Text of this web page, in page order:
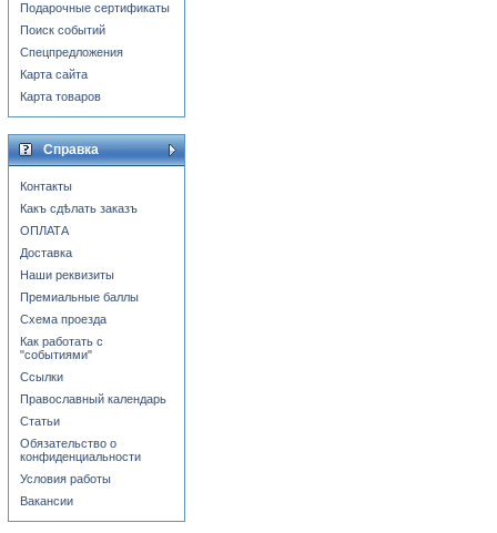
Подарочные сертификаты
Поиск событий
Спецпредложения
Карта сайта
Карта товаров
Справка
Контакты
Какъ сдѣлать заказъ
ОПЛАТА
Доставка
Наши реквизиты
Премиальные баллы
Схема проезда
Как работать с
"событиями"
Ссылки
Православный календарь
Статьи
Обязательство о
конфиденциальности
Условия работы
Вакансии